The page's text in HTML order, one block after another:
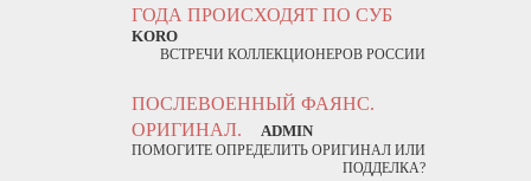
ГОДА ПРОИСХОДЯТ ПО СУБ
KORO
ВСТРЕЧИ КОЛЛЕКЦИОНЕРОВ РОССИИ
ПОСЛЕВОЕННЫЙ ФАЯНС.
ОРИГИНАЛ.
ADMIN
ПОМОГИТЕ ОПРЕДЕЛИТЬ ОРИГИНАЛ ИЛИ
ПОДДЕЛКА?